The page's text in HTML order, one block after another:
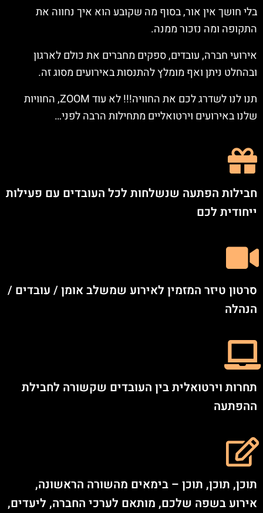
בלי חושך אין אור, בסוף מה שקובע הוא איך נחווה את
התקופה ומה נזכור ממנה.
אירועי חברה, עובדים, ספקים מחברים את כולם לארגון
ובהחלט ניתן ואף מומלץ להתנסות באירועים מסוג זה.
תנו לנו לשדרג לכם את החוויה!!! לא עוד ZOOM, החוויות
שלנו באירועים וירטואליים מתחילות הרבה לפני…
חבילות הפתעה שנשלחות לכל העובדים עם פעילות
ייחודית לכם
סרטון טיזר המזמין לאירוע שמשלב אומן / עובדים /
הנהלה
תחרות וירטואלית בין העובדים שקשורה לחבילת
ההפתעה
תוכן, תוכן, תוכן – בימאים מהשורה הראשונה,
אירוע בשפה שלכם, מותאם לערכי החברה, ליעדים,